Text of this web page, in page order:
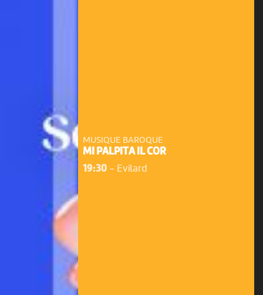
MUSIQUE BAROQUE
MI PALPITA IL COR
19:30- Evilard